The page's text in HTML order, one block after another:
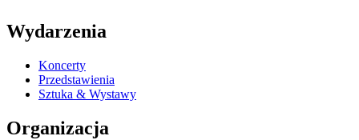
Wydarzenia
Koncerty
Przedstawienia
Sztuka & Wystawy
Organizacja